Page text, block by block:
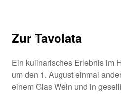
Zur Tavolata
Ein kulinarisches Erlebnis im
um den 1. August einmal
einem Glas Wein und in